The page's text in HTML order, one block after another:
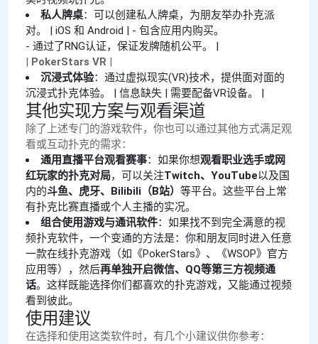
私人牌桌：可以创建私人牌桌，为朋友举办扑克派
对。 | iOS 和 Android | - 包含应用内购买。
- 通过了RNG认证，保证发牌随机公平。 |
| PokerStars VR |
沉浸式体验：通过虚拟现实(VR)技术，提供面对面的
沉浸式扑克体验。 | 信息缺失 | 需要配备VR设备。 |
其他实现方案与观看渠道
除了上述专门的游戏软件，你也可以通过其他方式满足观
看或互动扑克的需求：
通用直播平台观看赛事：如果你想观看职业选手或网
红玩家的扑克对局，可以关注Twitch、YouTube以及国
内的斗鱼、虎牙、Bilibili（B站） 等平台。这些平台上常
有扑克比赛直播或个人主播的实况。
组合使用游戏与通讯软件：如果找不到完全满意的视
频扑克软件，一个变通的方法是：你和朋友同时进入任意
一款在线扑克游戏（如《PokerStars》、《WSOP》官方
应用等），然后再单独开启微信、QQ等第三方视频通
话。这样既能选择你们都喜欢的扑克游戏，又能通过视频
看到彼此。
使用建议
在选择和使用这类软件时，有几个小建议供你参考：